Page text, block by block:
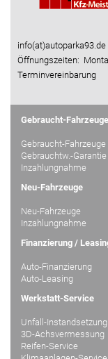
Öffnungszeiten:
Terminvereinbarung
Gebraucht-Fahrzeuge
Gebraucht-Fahrzeuge
Gebrauchtw.-Garantie
Inzahlungnahme
Neu-Fahrzeuge
Neu-Fahrzeuge
Inzahlungnahme
Finanzierung /
Auto-Finanzierung
Auto-Leasing
Werkstatt-Service
Unfall-Instandsetzung
3D-Achsvermessung
Reifen-Service